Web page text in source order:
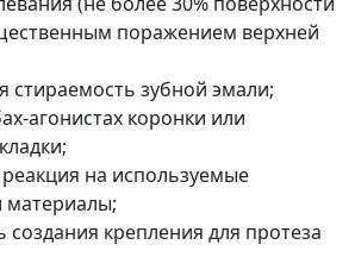
поражением верхней
стираемость зубной эмали;
агонистах коронки или
на используемые
материалы;
создания крепления для протеза